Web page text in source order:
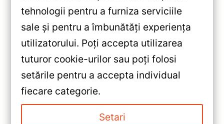
«Navigație Auto MOSS M2
pentru Honda Civic 9 (2011-
2017) – Android 10, 4+32GB,
Display 9″ IPS Octa-core, 4G,
Bluetooth 5.1, DSP Premium
Navigație Auto MOSS M2
pentru Honda Civic 7 (2001-
tehnologii pentru a furniza serviciile
sale și pentru a îmbunătăți experiența
utilizatorului. Poți accepta utilizarea
tuturor cookie-urilor sau poți folosi
setările pentru a accepta individual
fiecare categorie.
Setari